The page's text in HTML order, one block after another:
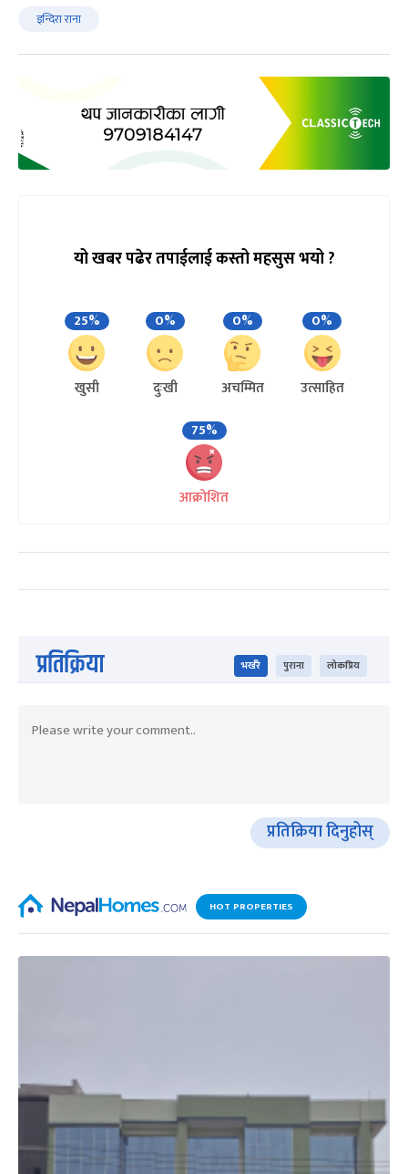
इन्दिरा राना
यो खबर पढेर तपाईलाई कस्तो महसुस भयो ?
25%
खुसी
0%
दुःखी
0%
अचम्मित
0%
उत्साहित
75%
आक्रोशित
प्रतिक्रिया भर्खरै पुराना लोकप्रिय
प्रतिक्रिया दिनुहोस्
HOT PROPERTIES